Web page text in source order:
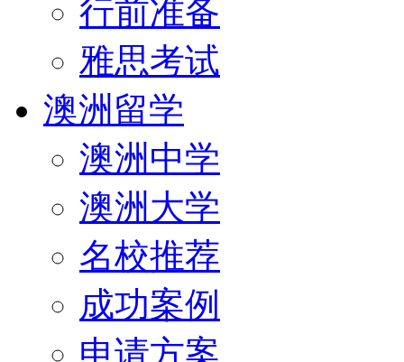
行前准备
雅思考试
澳洲留学
澳洲中学
澳洲大学
名校推荐
成功案例
申请方案